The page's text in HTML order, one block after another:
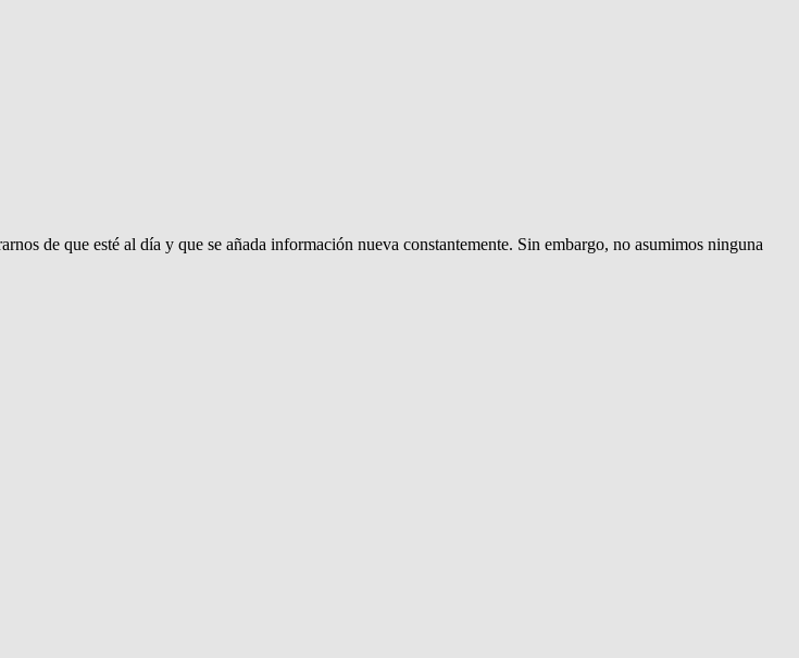
de que esté al día y que se añada información nueva constantemente. Sin embargo, no asumimos ninguna